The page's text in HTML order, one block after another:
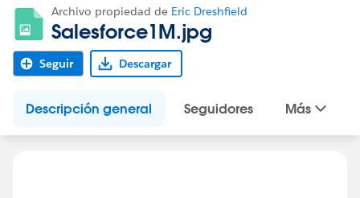
Archivo propiedad de Eric Dreshfield
Salesforce1M.jpg
Seguir Descargar
Descripción general Seguidores Más